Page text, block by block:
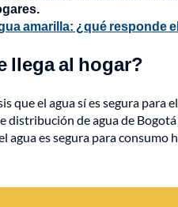
amarilla: ¿qué responde
llega al hogar?
el agua sí es segura para
distribución de agua de
es segura para consumo